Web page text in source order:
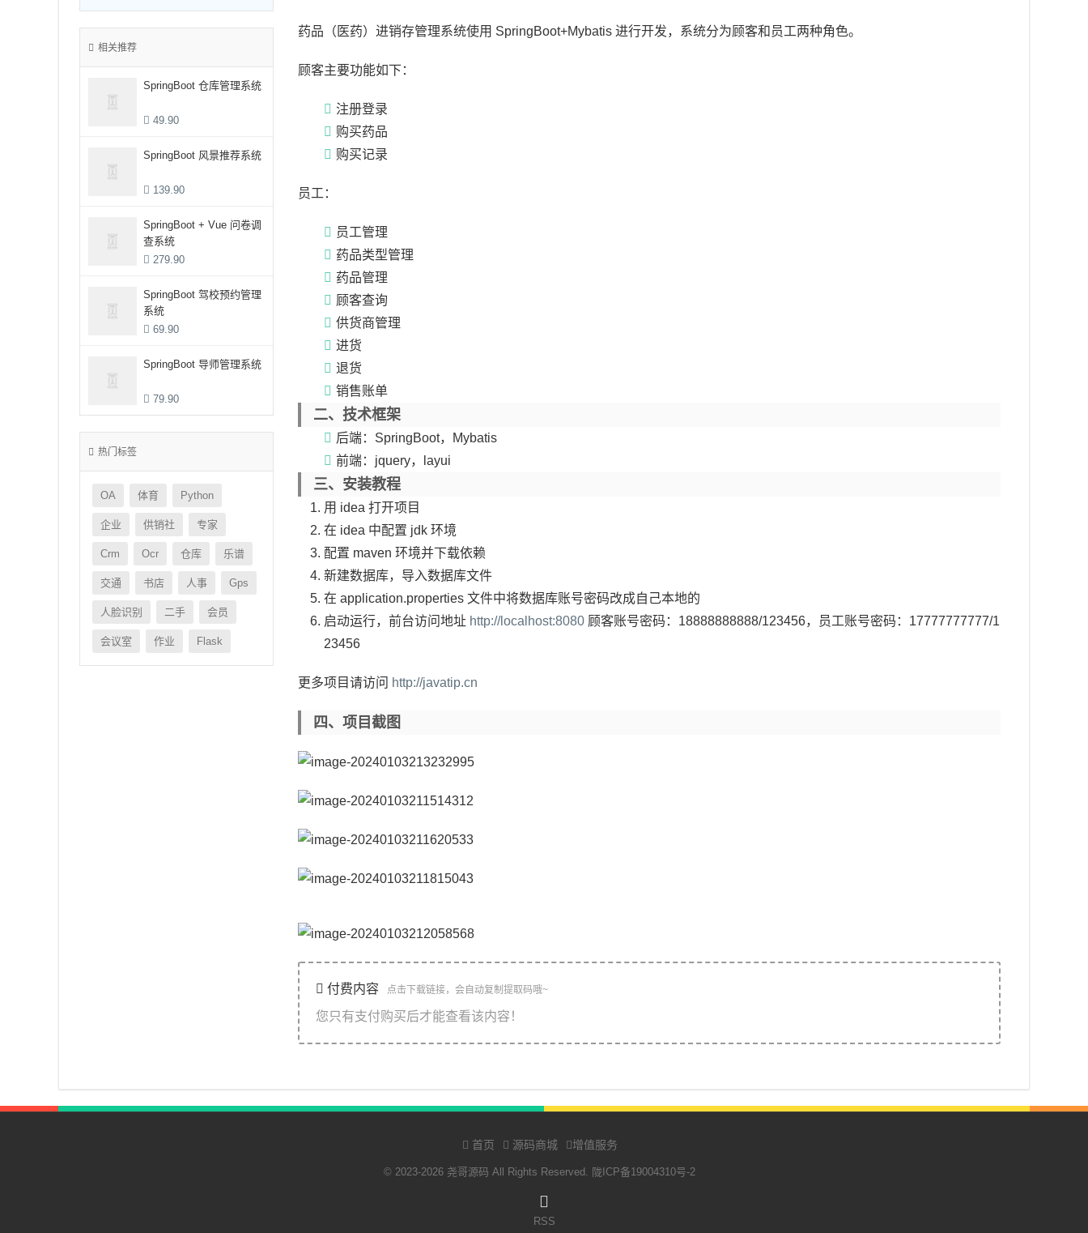
药品（医药）进销存管理系统使用 SpringBoot+Mybatis 进行开发，系统分为顾客和员工两种角色。
顾客主要功能如下：
注册登录
购买药品
购买记录
员工：
员工管理
药品类型管理
药品管理
顾客查询
供货商管理
进货
退货
销售账单
二、技术框架
后端：SpringBoot，Mybatis
前端：jquery，layui
三、安装教程
用 idea 打开项目
在 idea 中配置 jdk 环境
配置 maven 环境并下载依赖
新建数据库，导入数据库文件
在 application.properties 文件中将数据库账号密码改成自己本地的
启动运行，前台访问地址 http://localhost:8080 顾客账号密码：18888888888/123456，员工账号密码：17777777777/1
23456
更多项目请访问 http://javatip.cn
四、项目截图
付费内容 点击下载链接，会自动复制提取码哦~
您只有支付购买后才能查看该内容！
相关推荐
SpringBoot 仓库管理系统
49.90
SpringBoot 风景推荐系统
139.90
SpringBoot + Vue 问卷调
查系统
279.90
SpringBoot 驾校预约管理
系统
69.90
SpringBoot 导师管理系统
79.90
热门标签
OA 体育 Python
企业 供销社 专家
Crm Ocr 仓库 乐谱
交通 书店 人事 Gps
人脸识别 二手 会员
会议室 作业 Flask
首页 源码商城 增值服务
© 2023-2026 尧哥源码 All Rights Reserved. 陇ICP备19004310号-2
RSS